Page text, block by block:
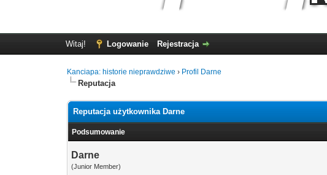
Witaj! Logowanie Rejestracja
Kanciapa: historie nieprawdziwe › Profil Darne
Reputacja
Reputacja użytkownika Darne
Podsumowanie
Darne
(Junior Member)